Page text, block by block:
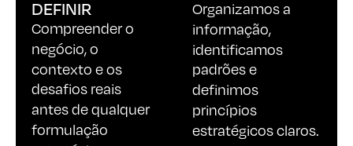
Organizamos a
informação,
identificamos
padrões e
definimos
princípios
estratégicos claros.
Compreender o
negócio, o
contexto e os
desafios reais
antes de qualquer
formulação
estratégica.